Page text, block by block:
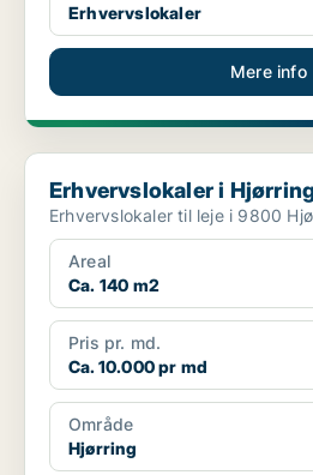
Erhvervslokaler
Mere info
Erhvervslokaler i Hjørring
Erhvervslokaler i
Erhvervslokaler til leje i 9800
Areal
Ca. 140 m2
Pris pr. md.
Ca. 10.000 pr md
Område
Hjørring